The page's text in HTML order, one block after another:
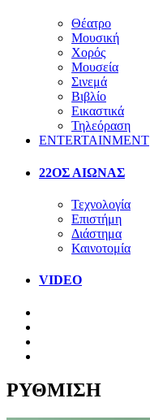
Θέατρο
Μουσική
Χορός
Μουσεία
Σινεμά
Βιβλίο
Εικαστικά
Τηλεόραση
ENTERTAINMENT
22ΟΣ ΑΙΩΝΑΣ
Τεχνολογία
Επιστήμη
Διάστημα
Καινοτομία
VIDEO
ΡΥΘΜΙΣΗ